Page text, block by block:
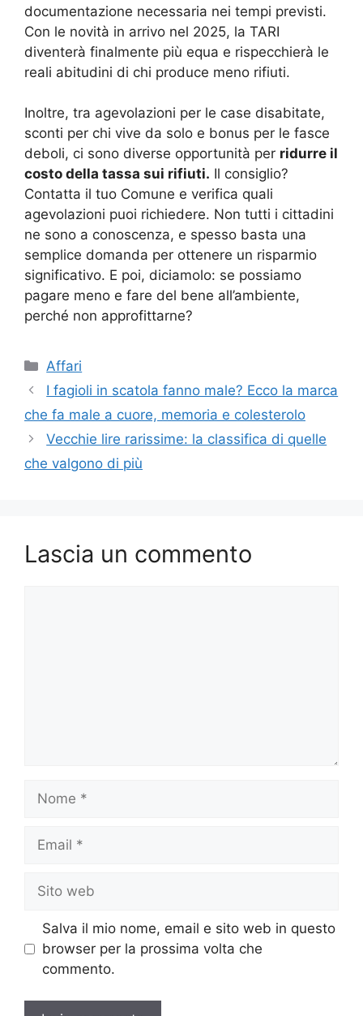
documentazione necessaria nei tempi previsti.
Con le novità in arrivo nel 2025, la TARI
diventerà finalmente più equa e rispecchierà le
reali abitudini di chi produce meno rifiuti.
Inoltre, tra agevolazioni per le case disabitate,
sconti per chi vive da solo e bonus per le fasce
deboli, ci sono diverse opportunità per ridurre il
costo della tassa sui rifiuti. Il consiglio?
Contatta il tuo Comune e verifica quali
agevolazioni puoi richiedere. Non tutti i cittadini
ne sono a conoscenza, e spesso basta una
semplice domanda per ottenere un risparmio
significativo. E poi, diciamolo: se possiamo
pagare meno e fare del bene all’ambiente,
perché non approfittarne?
Categorie
Affari
I fagioli in scatola fanno male? Ecco la marca
che fa male a cuore, memoria e colesterolo
Vecchie lire rarissime: la classifica di quelle
che valgono di più
Lascia un commento
Nome
Email
Sito
web
Salva il mio nome, email e sito web in questo
browser per la prossima volta che
commento.